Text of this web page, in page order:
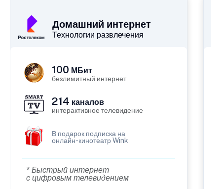
Домашний интернет
Технологии развлечения
100 МБит
безлимитный интернет
214 каналов
интерактивное телевидение
В подарок подписка на
онлайн-кинотеатр Wink
* Быстрый интернет
с цифровым телевидением